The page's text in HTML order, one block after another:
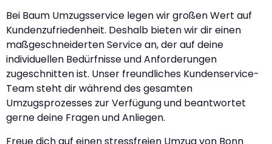
Bei Baum Umzugsservice legen wir großen Wert auf
Kundenzufriedenheit. Deshalb bieten wir dir einen
maßgeschneiderten Service an, der auf deine
individuellen Bedürfnisse und Anforderungen
zugeschnitten ist. Unser freundliches Kundenservice-
Team steht dir während des gesamten
Umzugsprozesses zur Verfügung und beantwortet
gerne deine Fragen und Anliegen.
Freue dich auf einen stressfreien Umzug von Bonn